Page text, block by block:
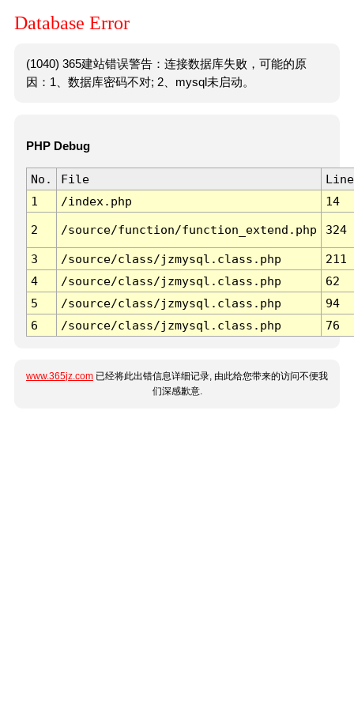
Database Error
(1040) 365建站错误警告：连接数据库失败，可能的原
因：1、数据库密码不对; 2、mysql未启动。
PHP Debug
No. File
Line
1
/index.php 14
2 /source/function/function_extend.php 324
3 /source/class/jzmysql.class.php
211
4
/source/class/jzmysql.class.php
62
5
/source/class/jzmysql.class.php
94
6
/source/class/jzmysql.class.php 76
www.365jz.com 已经将此出错信息详细记录, 由此给您带来的访问不便我
们深感歉意.